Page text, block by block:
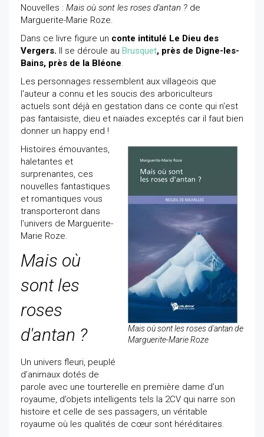
Nouvelles : Mais où sont les roses d'antan ? de
Marguerite-Marie Roze.
Dans ce livre figure un conte intitulé Le Dieu des
Vergers. Il se déroule au Brusquet, près de Digne-les-
Bains, près de la Bléone.
Les personnages ressemblent aux villageois que
l'auteur a connu et les soucis des arboriculteurs
actuels sont déjà en gestation dans ce conte qui n'est
pas fantaisiste, dieu et naïades exceptés car il faut bien
donner un happy end !
Mais où sont les roses d'antan de
Marguerite-Marie Roze
Histoires émouvantes,
haletantes et
surprenantes, ces
nouvelles fantastiques
et romantiques vous
transporteront dans
l’univers de Marguerite-
Marie Roze.
Mais où
sont les
roses
d'antan ?
Un univers fleuri, peuplé
d’animaux dotés de
parole avec une tourterelle en première dame d’un
royaume, d’objets intelligents tels la 2CV qui narre son
histoire et celle de ses passagers, un véritable
royaume où les qualités de cœur sont héréditaires.